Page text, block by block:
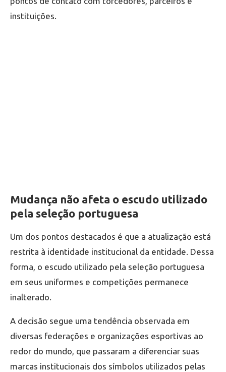
instituições.
Mudança não afeta o escudo utilizado
pela seleção portuguesa
Um dos pontos destacados é que a atualização está
restrita à identidade institucional da entidade. Dessa
forma, o escudo utilizado pela seleção portuguesa
em seus uniformes e competições permanece
inalterado.
A decisão segue uma tendência observada em
diversas federações e organizações esportivas ao
redor do mundo, que passaram a diferenciar suas
marcas institucionais dos símbolos utilizados pelas